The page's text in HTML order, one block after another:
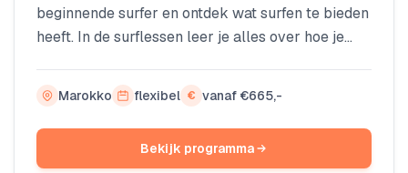
beginnende surfer en ontdek wat surfen te bieden
heeft. In de surflessen leer je alles over hoe je
surf instructeur diploma, ontmoet andere
studenten op de surfacademy en beleef samen de
tofste avonturen. Je verblijft in het surfkamp van
Surf Paradise Marokko.
Marokko flexibel € vanaf €665,-
Bekijk programma